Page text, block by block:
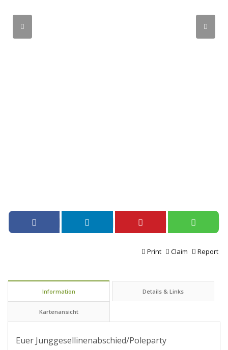
Report
Claim
Print
Information Details & Links
Kartenansicht
Euer Junggesellinenabschied/Poleparty